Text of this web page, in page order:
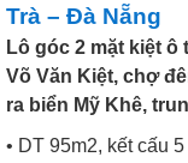
Trà – Đà Nẵng
Lô góc 2 mặt kiệt
Võ Văn Kiệt, chợ
ra biển Mỹ Khê,
• DT 95m2, kết cấu